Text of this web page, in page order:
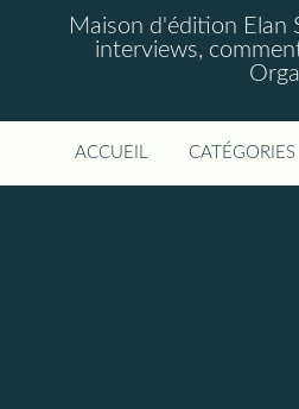
Maison d'édition Elan
interviews,
ACCUEIL CATÉGORIES